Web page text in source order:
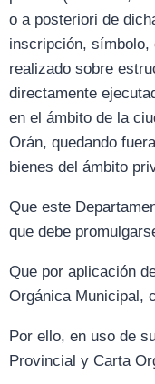
o a posteriori de
inscripción, símbolo,
realizado sobre
directamente
en el ámbito de la
Orán, quedando
bienes del ámbito
Que este
que debe
Que por aplicación
Orgánica Municipal,
Por ello, en uso de
Provincial y Carta